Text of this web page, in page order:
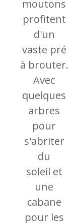
moutons
profitent
d'un
vaste pré
à brouter.
Avec
quelques
arbres
pour
s'abriter
du
soleil et
une
cabane
pour les